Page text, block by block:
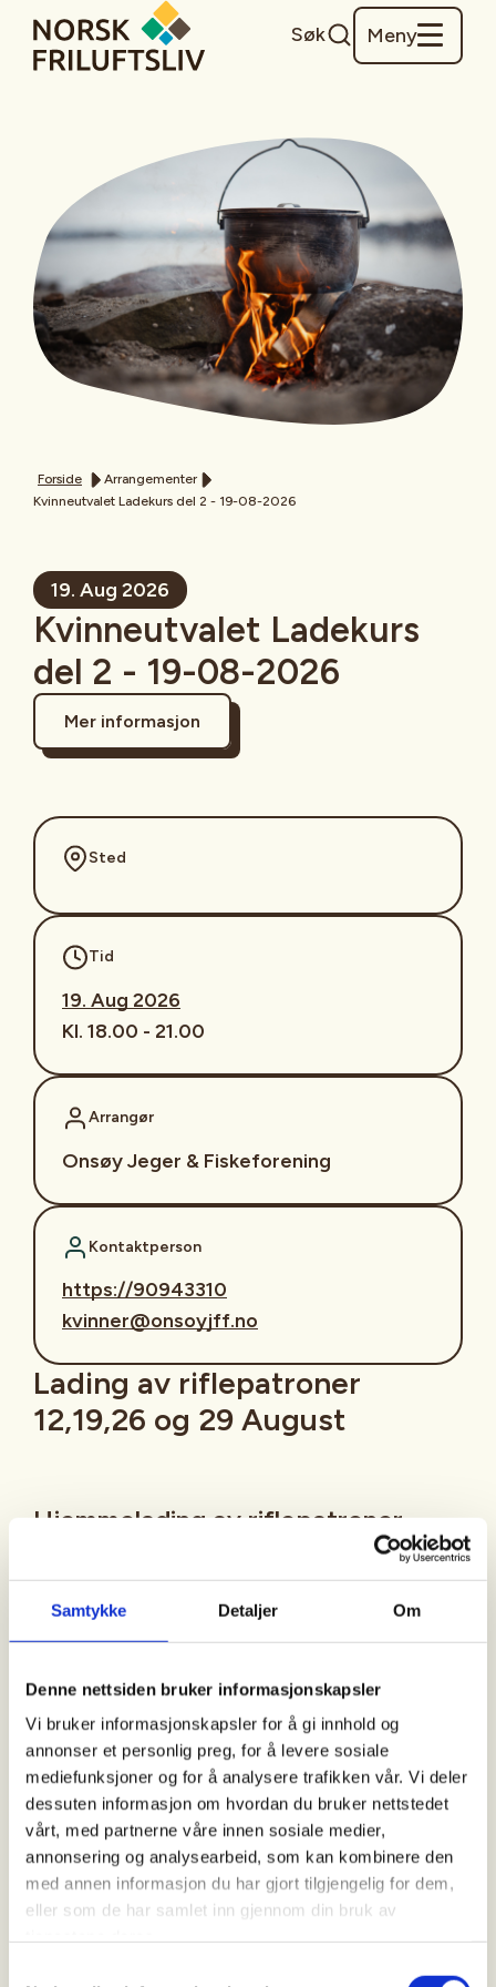
Samtykke Detaljer Om
Denne nettsiden bruker informasjonskapsler
Vi bruker informasjonskapsler for å gi innhold og
annonser et personlig preg, for å levere sosiale
mediefunksjoner og for å analysere trafikken vår. Vi deler
dessuten informasjon om hvordan du bruker nettstedet
vårt, med partnerne våre innen sosiale medier,
annonsering og analysearbeid, som kan kombinere den
med annen informasjon du har gjort tilgjengelig for dem,
eller som de har samlet inn gjennom din bruk av
Søk Meny
Forside
Arrangementer
Kvinneutvalet Ladekurs del 2 - 19-08-2026
19. Aug 2026
Kvinneutvalet Ladekurs
del 2 - 19-08-2026
Mer informasjon
Sted
Tid
19. Aug 2026
Kl. 18.00 - 21.00
Arrangør
Onsøy Jeger & Fiskeforening
Kontaktperson
https://90943310
kvinner@onsoyjff.no
Lading av riflepatroner
12,19,26 og 29 August
Hjemmelading av riflepatroner.
Bli med å lære å lage riflepatroner. Dette går over
fire samlinger. Tre samlinger med teori og
oppgaver, en med testskyting. Du må møte på alle
Jenter og damer har førsterett.
Du må ta med 15 brukte patroner. De SKAL være
brukt av den rifla du skal skyte med. De skal kun
være brukt en gang og må være av god kvalitet.
Spørsmål om kurset, ta kontakt med Øystein
97152314.